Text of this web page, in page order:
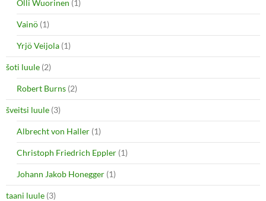
Olli Wuorinen (1)
Vainö (1)
Yrjö Veijola (1)
šoti luule (2)
Robert Burns (2)
šveitsi luule (3)
Albrecht von Haller (1)
Christoph Friedrich Eppler (1)
Johann Jakob Honegger (1)
taani luule (3)